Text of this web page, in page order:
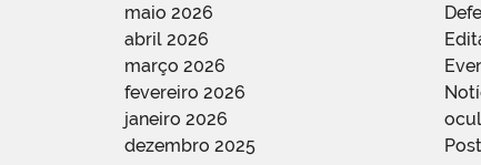
maio 2026
abril 2026
março 2026
fevereiro 2026
janeiro 2026
dezembro 2025